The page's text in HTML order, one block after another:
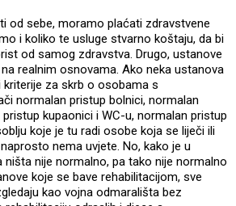
od sebe, moramo plaćati zdravstvene
i koliko te usluge stvarno koštaju, da bi
od samog zdravstva. Drugo, ustanove
realnim osnovama. Ako neka ustanova
za skrb o osobama s
normalan pristup bolnici, normalan
kupaonici i WC-u, normalan pristup
koje je tu radi osobe koja se liječi ili
nema uvjete. No, kako je u
nije normalno, pa tako nije normalno
koje se bave rehabilitacijom, sve
kao vojna odmarališta bez